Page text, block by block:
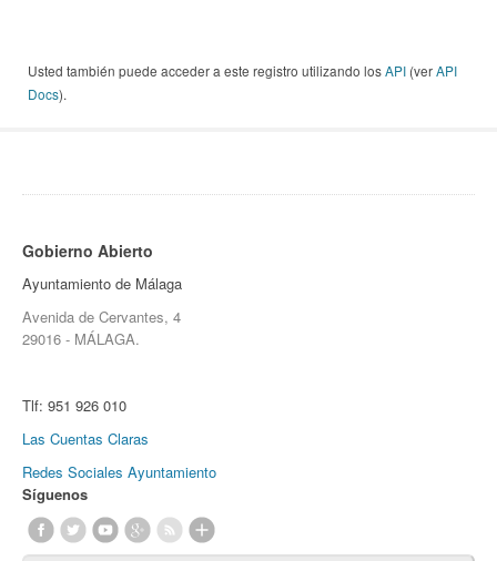
Usted también puede acceder a este registro utilizando losAPI (verAPI
Docs).
Gobierno Abierto
Ayuntamiento de Málaga
Avenida de Cervantes, 4
29016 - MÁLAGA.
Tlf: 951 926 010
Las Cuentas Claras
Redes Sociales Ayuntamiento
Síguenos